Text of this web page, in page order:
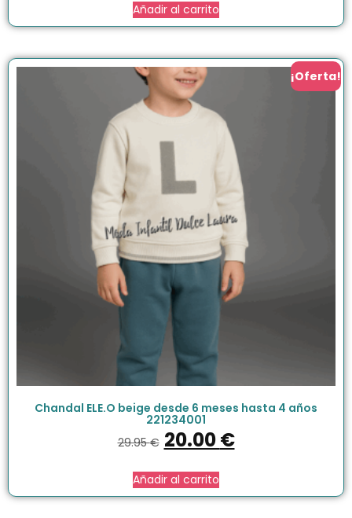
Añadir al carrito
¡Oferta!
Chandal ELE.O beige desde 6 meses hasta 4 años
221234001
29.95€ 20.00€
Añadir al carrito